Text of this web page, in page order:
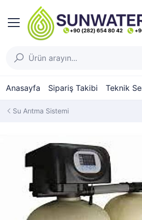
Anasayfa Sipariş Takibi Teknik
Su Arıtma Sistemi